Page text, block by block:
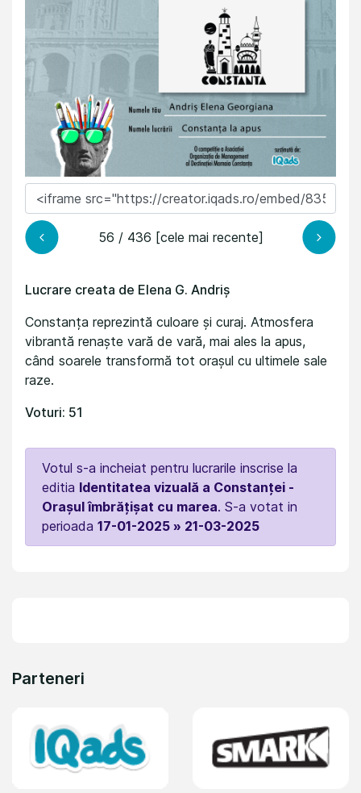
56 / 436 [cele mai recente]
Lucrare creata de Elena G. Andriș
Constanța reprezintă culoare și curaj. Atmosfera
vibrantă renaște vară de vară, mai ales la apus,
când soarele transformă tot orașul cu ultimele sale
raze.
Voturi: 51
Votul s-a incheiat pentru lucrarile inscrise la
editia Identitatea vizuală a Constanței -
Orașul îmbrățișat cu marea. S-a votat in
perioada 17-01-2025 » 21-03-2025
Parteneri